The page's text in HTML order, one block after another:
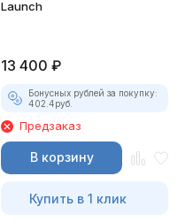
Launch
13 400 ₽
Бонусных рублей за покупку:
402.4руб.
Предзаказ
В корзину
Купить в 1 клик